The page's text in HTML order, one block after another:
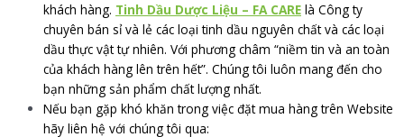
khách hàng. Tinh Dầu Dược Liệu – FA CARE là Công ty
chuyên bán sỉ và lẻ các loại tinh dầu nguyên chất và các loại
dầu thực vật tự nhiên. Với phương châm “niềm tin và an toàn
của khách hàng lên trên hết”. Chúng tôi luôn mang đến cho
bạn những sản phẩm chất lượng nhất.
Nếu bạn gặp khó khăn trong việc đặt mua hàng trên Website
hãy liên hệ với chúng tôi qua: